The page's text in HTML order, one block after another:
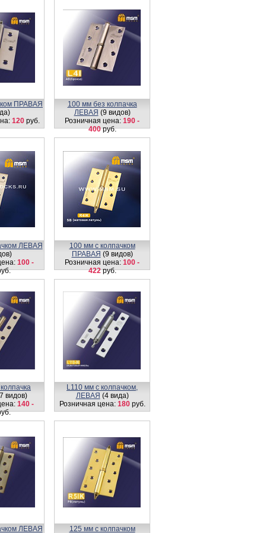
ПРАВАЯ
120руб.
100 мм без колпачка
ЛЕВАЯ (9 видов)
Розничная цена: 190 -
400руб.
ЛЕВАЯ
100 -
100 мм с колпачком
ПРАВАЯ (9 видов)
Розничная цена: 100 -
422руб.
видов)
140 -
L110 мм с колпачком,
ЛЕВАЯ (4 вида)
Розничная цена: 180руб.
ЛЕВАЯ 125 мм с колпачком